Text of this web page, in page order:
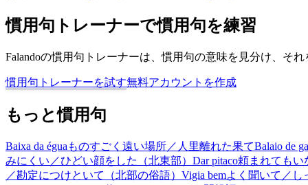
慣用句トレーナーで慣用句を練習
Falandoの慣用句トレーナーは、慣用句の意味を見分け、そ
慣用句トレーナーを試す無料アカウントを作成
もっと慣用句
Baixa da égua ものすごく遠い場所／人里離れた果てBalaio de
みにくい／ひどい顔をした（北東部） Dar pitaco頼まれてもい
／勘定につけといて（北部の俗語） Vigia bemよく聞いて／し